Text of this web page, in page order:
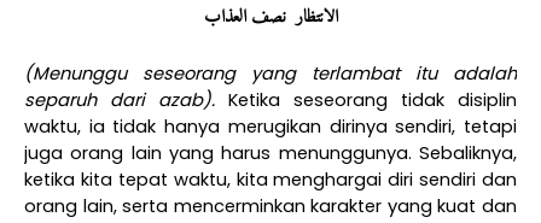
الانتظار نصف العذاب
(Menunggu seseorang yang terlambat itu adalah
separuh dari azab). Ketika seseorang tidak disiplin
waktu, ia tidak hanya merugikan dirinya sendiri, tetapi
juga orang lain yang harus menunggunya. Sebaliknya,
ketika kita tepat waktu, kita menghargai diri sendiri dan
orang lain, serta mencerminkan karakter yang kuat dan